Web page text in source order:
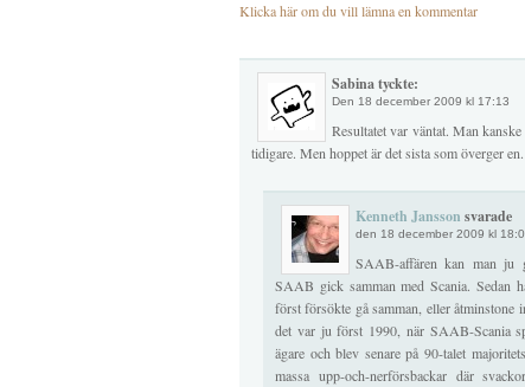
Klicka här om du vill lämna en kommentar
Sabina tyckte:
Den 18 december 2009 kl 17:13
Resultatet var väntat. Man
tidigare. Men hoppet är det sista som överger en.
Kenneth Jansson svarade
den 18 december 2009 kl
SAAB-affären kan man ju
SAAB gick samman med Scania. Sedan
först försökte gå samman, eller åtminstone
det var ju först 1990, när SAAB-Scania
ägare och blev senare på 90-talet
massa upp-och-nerförsbackar där